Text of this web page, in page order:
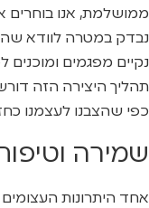
ממושלמת, אנו בוחרים
נבדק במטרה לוודא
נקיים מפגמים
תהליך היצירה הזה
כפי שהצבנו לעצמנו
שמירה
אחד היתרונות